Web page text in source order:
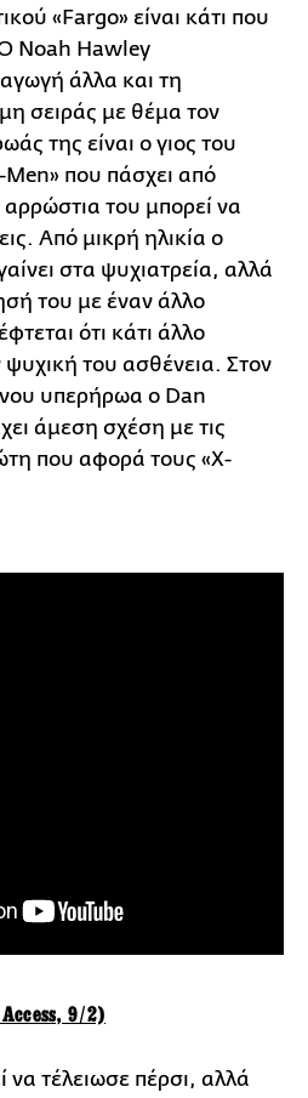
«Fargo» είναι κάτι που
Ο Noah Hawley
άλλα και τη
σειράς με θέμα τον
της είναι ο γιος του
που πάσχει από
του μπορεί να
Από μικρή ηλικία ο
στα ψυχιατρεία, αλλά
του με έναν άλλο
ότι κάτι άλλο
του ασθένεια. Στον
υπερήρωα ο Dan
άμεση σχέση με τις
που αφορά τους «X-
9/2)
να τέλειωσε πέρσι, αλλά